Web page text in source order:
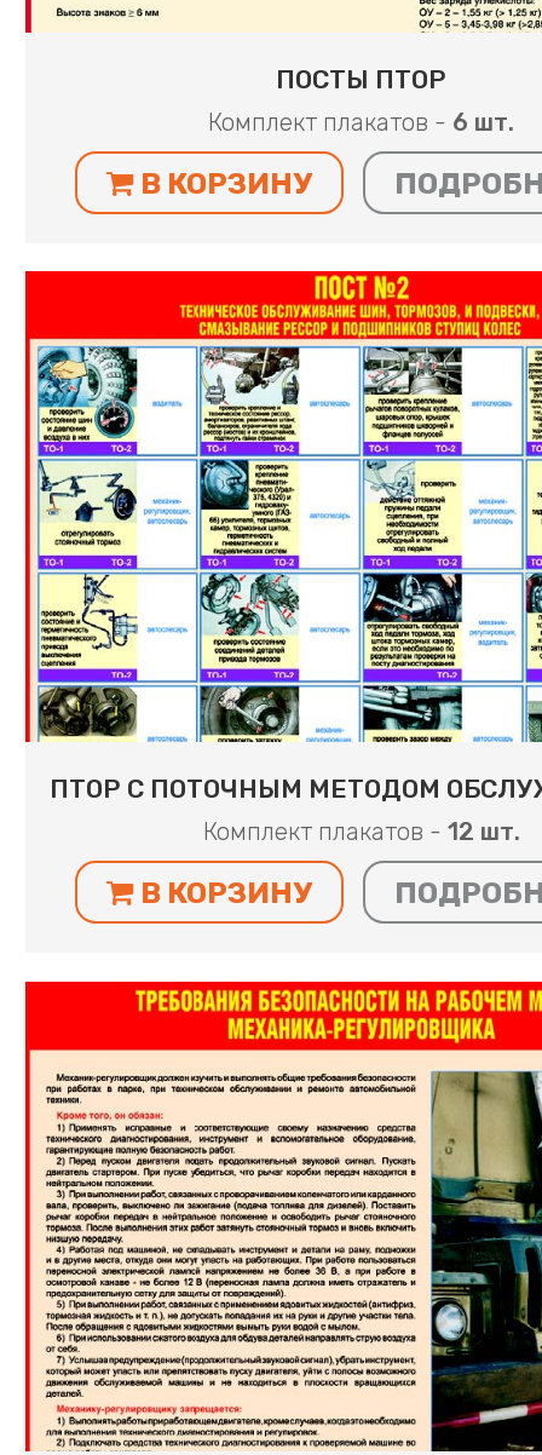
ПОСТЫ ПТОР
Комплект плакатов - 6 шт.
В КОРЗИНУ
ПТОР С ПОТОЧНЫМ МЕТОДОМ
Комплект плакатов - 12 шт.
В КОРЗИНУ